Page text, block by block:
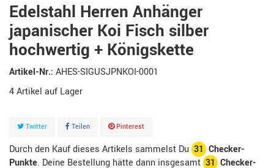
Edelstahl Herren Anhänger
japanischer Koi Fisch silber
hochwertig + Königskette
Artikel-Nr.: AHES-SIGUSJPNKOI-0001
4Artikel
Twitter Teilen Pinterest
Durch den Kauf dieses Artikels sammelst Du 31 Checker-
Punkte. Deine Bestellung hätte dann insgesamt 31 Checker-